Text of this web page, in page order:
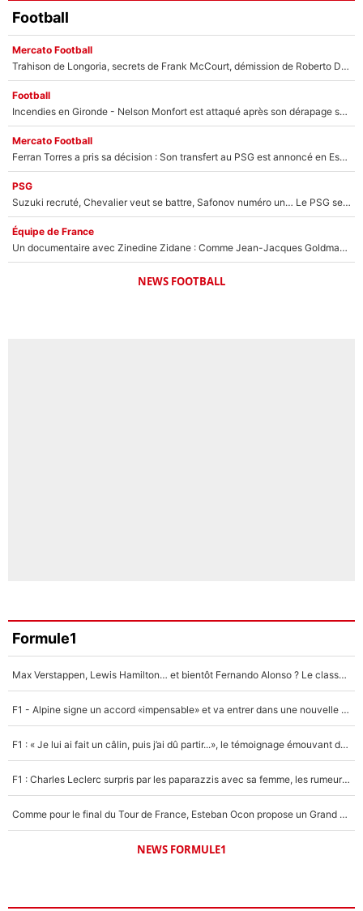
Football
Mercato Football
Trahison de Longoria, secrets de Frank McCourt, démission de Roberto De Zerbi : Medhi Benatia se lâche sur départ de l'OM et fait d'importantes révélations
Football
Incendies en Gironde - Nelson Monfort est attaqué après son dérapage sur CNews : «Et lui, il prend combien pour parler dans un studio climatisé?»
Mercato Football
Ferran Torres a pris sa décision : Son transfert au PSG est annoncé en Espagne !
PSG
Suzuki recruté, Chevalier veut se battre, Safonov numéro un… Le PSG se lance encore dans un gros chantier pour le poste de gardien de but
Équipe de France
Un documentaire avec Zinedine Zidane : Comme Jean-Jacques Goldman et Mylène Farmer, le nouveau sélectionneur de l'équipe de France a recalé une journaliste très connue
NEWS FOOTBALL
Formule1
Max Verstappen, Lewis Hamilton… et bientôt Fernando Alonso ? Le classement des pilotes les mieux payés en Formule 1 risque de changer !
F1 - Alpine signe un accord «impensable» et va entrer dans une nouvelle dimension : Grande nouvelle pour Pierre Gasly !
F1 : « Je lui ai fait un câlin, puis j’ai dû partir...», le témoignage émouvant de Max Verstappen sur sa fille
F1 : Charles Leclerc surpris par les paparazzis avec sa femme, les rumeurs étaient vraies !
Comme pour le final du Tour de France, Esteban Ocon propose un Grand Prix de Formule 1 à Paris : «Autour de l’Arc de Triomphe, ce serait génial» !
NEWS FORMULE1